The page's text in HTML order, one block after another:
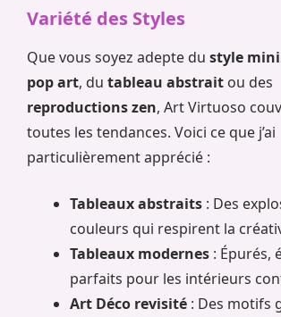
Variété des Styles
Que vous soyez adepte du style
pop art, du tableau abstrait ou des
reproductions zen, Art Virtuoso
toutes les tendances. Voici ce que j’ai
particulièrement apprécié :
Tableaux abstraits : Des
couleurs qui respirent la
Tableaux modernes : Épurés,
parfaits pour les intérieurs
Art Déco revisité : Des motifs